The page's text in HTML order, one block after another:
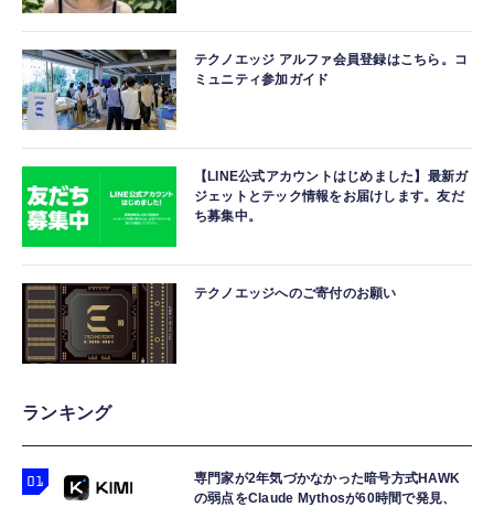
テクノエッジ アルファ会員登録はこちら。コ
ミュニティ参加ガイド
【LINE公式アカウントはじめました】最新ガ
ジェットとテック情報をお届けします。友だ
ち募集中。
テクノエッジへのご寄付のお願い
ランキング
専門家が2年気づかなかった暗号方式HAWK
の弱点をClaude Mythosが60時間で発見、